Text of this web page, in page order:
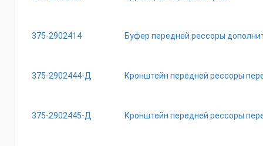
375-2902414 Буфер передней рессоры
375-2902444-Д Кронштейн передней рессоры
375-2902445-Д Кронштейн передней рессоры